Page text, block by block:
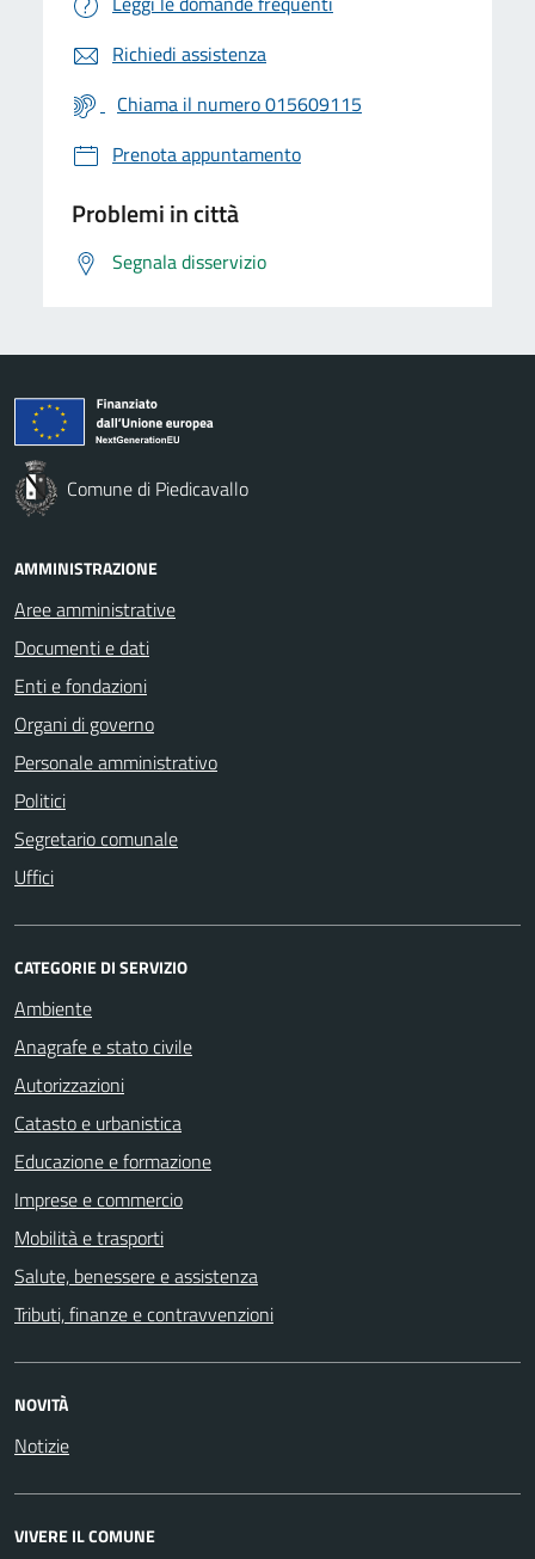
Richiedi assistenza
Chiama il numero 015609115
Prenota appuntamento
Problemi in città
Segnala disservizio
Comune di Piedicavallo
AMMINISTRAZIONE
Aree amministrative
Documenti e dati
Enti e fondazioni
Organi di governo
Personale amministrativo
Politici
Segretario comunale
Uffici
CATEGORIE DI SERVIZIO
Ambiente
Anagrafe e stato civile
Autorizzazioni
Catasto e urbanistica
Educazione e formazione
Imprese e commercio
Mobilità e trasporti
Salute, benessere e assistenza
Tributi, finanze e contravvenzioni
NOVITÀ
Notizie
VIVERE IL COMUNE